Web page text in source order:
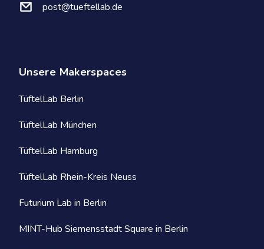
post@tueftellab.de
Unsere Makerspaces
TüftelLab Berlin
TüftelLab München
TüftelLab Hamburg
TüftelLab Rhein-Kreis Neuss
Futurium Lab in Berlin
MINT-Hub Siemensstadt Square in Berlin